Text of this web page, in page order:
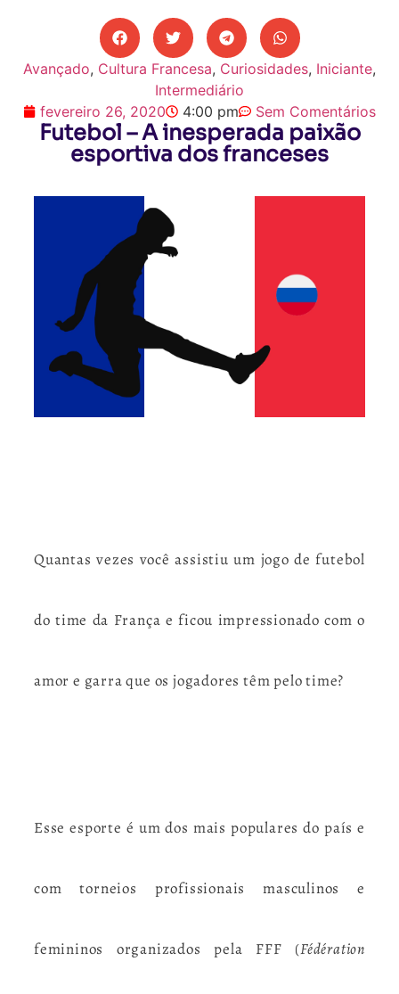
Avançado, Cultura Francesa, Curiosidades, Iniciante,
Intermediário
fevereiro 26, 2020
4:00 pm Sem Comentários
Futebol – A inesperada paixão
esportiva dos franceses
Quantas vezes você assistiu um jogo de futebol
do time da França e ficou impressionado com o
amor e garra que os jogadores têm pelo time?
Esse esporte é um dos mais populares do país e
com torneios profissionais masculinos e
femininos organizados pela FFF (Fédération